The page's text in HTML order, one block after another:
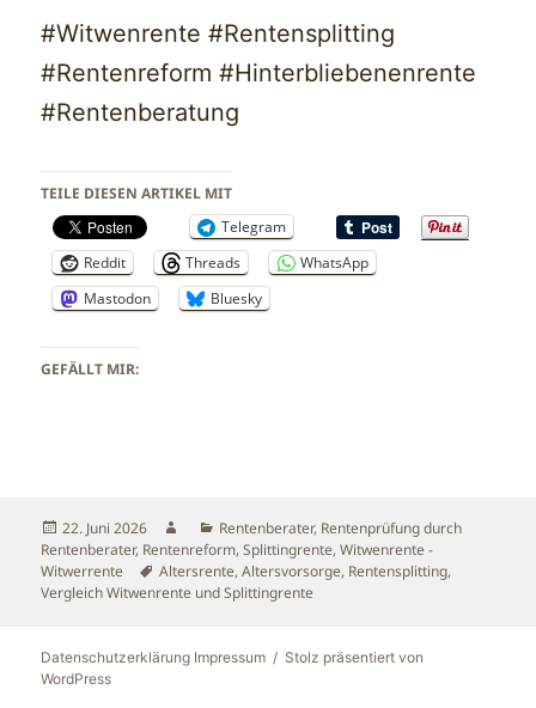
#Witwenrente #Rentensplitting
#Rentenreform #Hinterbliebenenrente
#Rentenberatung
TEILE DIESEN ARTIKEL MIT
Telegram
Reddit
Threads
WhatsApp
Mastodon
Bluesky
GEFÄLLT MIR:
Veröffentlicht
am
22. Juni 2026 Autor Kategorien
Rentenberater, Rentenprüfung durch
Rentenberater, Rentenreform,Splittingrente,Witwenrente -
Witwerrente
Schlagwörter
Altersrente,Altersvorsorge, Rentensplitting,
Vergleich Witwenrente und Splittingrente
Datenschutzerklärung Impressum
Stolz präsentiert von
WordPress